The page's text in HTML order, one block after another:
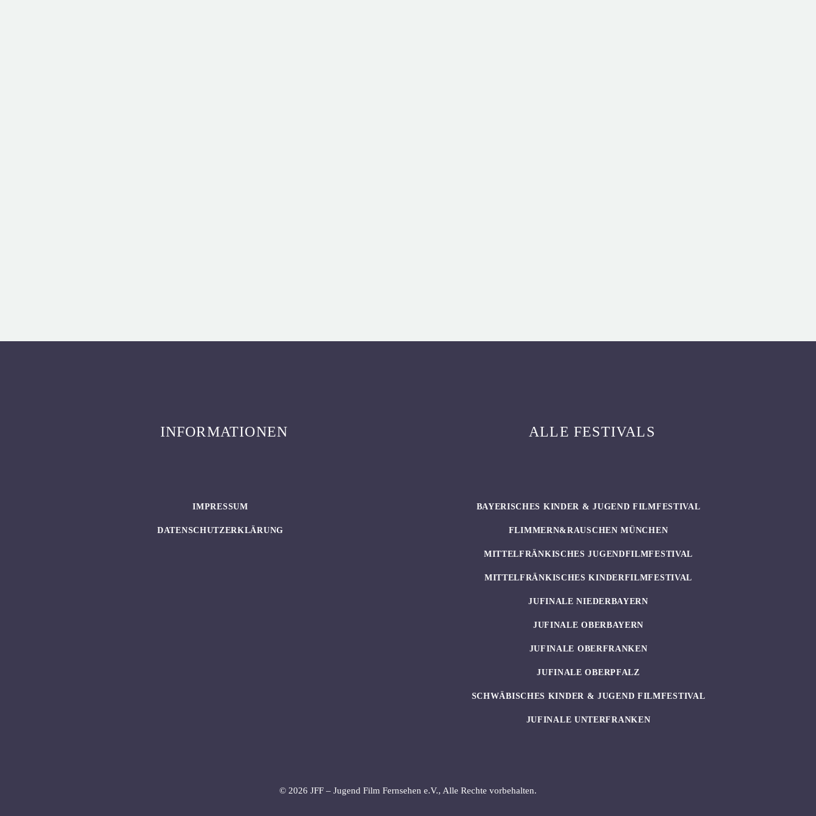
INFORMATIONEN
IMPRESSUM
DATENSCHUTZERKLÄRUNG
ALLE FESTIVALS
BAYERISCHES KINDER & JUGEND FILMFESTIVAL
FLIMMERN&RAUSCHEN MÜNCHEN
MITTELFRÄNKISCHES JUGENDFILMFESTIVAL
MITTELFRÄNKISCHES KINDERFILMFESTIVAL
JUFINALE NIEDERBAYERN
JUFINALE OBERBAYERN
JUFINALE OBERFRANKEN
JUFINALE OBERPFALZ
SCHWÄBISCHES KINDER & JUGEND FILMFESTIVAL
JUFINALE UNTERFRANKEN
© 2026 JFF – Jugend Film Fernsehen e.V., Alle Rechte vorbehalten.